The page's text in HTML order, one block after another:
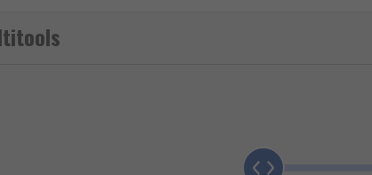
and plastics. Versatile, multi-tools allow precision
tasks to produce an image in different materials.
one of the handiest tools available on the market.